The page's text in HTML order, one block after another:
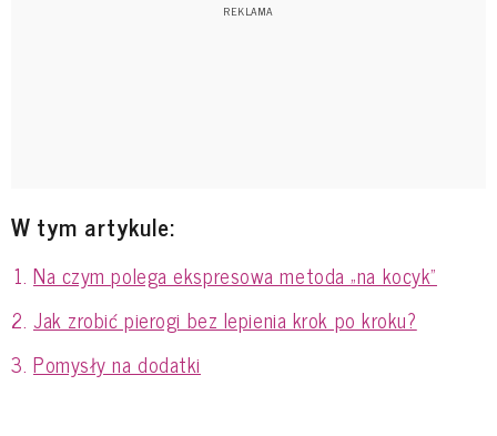
W tym artykule:
Na czym polega ekspresowa metoda „na kocyk”
Jak zrobić pierogi bez lepienia krok po kroku?
Pomysły na dodatki